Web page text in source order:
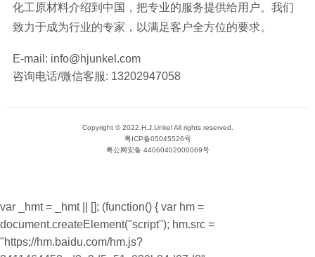
化工原材料介绍到中国，把专业的服务提供给用户。我们
致力于成为行业的专家，以满足客户全方位的要求。
E-mail: info@hjunkel.com
咨询电话/微信客服: 13202947058
Copyright © 2022.H.J.Unkel All rights reserved.
粤ICP备05045526号
粤公网安备 44060402000069号
var _hmt = _hmt || []; (function() { var hm =
document.createElement("script"); hm.src =
"https://hm.baidu.com/hm.js?